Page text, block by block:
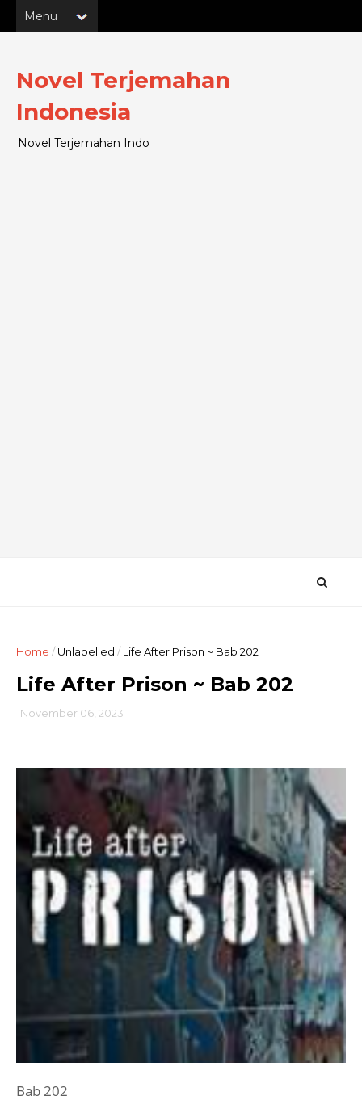
Novel Terjemahan
Indonesia
Novel Terjemahan Indo
Home /Unlabelled / Life After Prison ~ Bab 202
Life After Prison ~ Bab 202
November 06, 2023
Bab 202